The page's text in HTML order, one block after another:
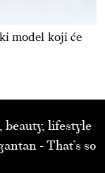
model koji će
lifestyle
- That’s so